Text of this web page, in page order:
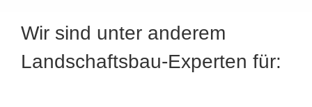
Wir sind unter anderem
Landschaftsbau-Experten für: